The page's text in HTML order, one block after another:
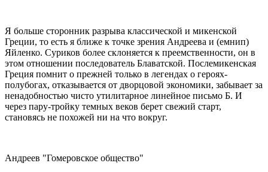
Я больше сторонник разрыва классической и микенской
Греции, то есть я ближе к точке зрения Андреева и (емнип)
Яйленко. Суриков более склоняется к преемственности, он в
этом отношении последователь Блаватской. Послемикенская
Греция помнит о прежней только в легендах о героях-
полубогах, отказывается от дворцовой экономики, забывает за
ненадобностью чисто утилитарное линейное письмо Б. И
через пару-тройку темных веков берет свежий старт,
становясь не похожей ни на что вокруг.
Андреев "Гомеровское общество"